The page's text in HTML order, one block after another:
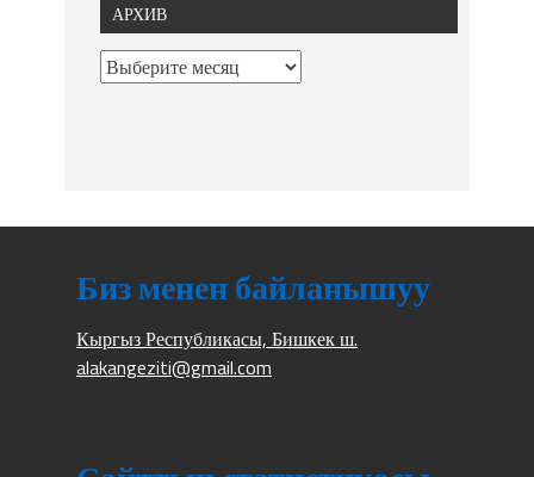
АРХИВ
Биз менен байланышуу
Кыргыз Республикасы, Бишкек ш.
alakangeziti@gmail.com